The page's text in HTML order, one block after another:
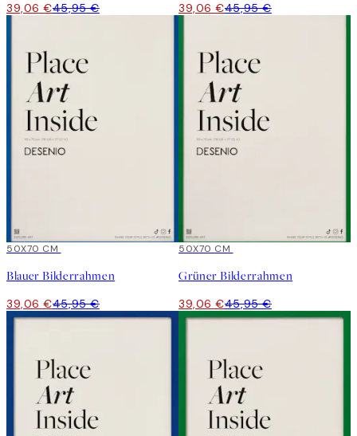
39,06 €45,95 € 39,06 €45,95 €
15%*
50X70 CM
Blauer Bilderrahmen
39,06 €45,95 €
15%*
50X70 CM
Grüner Bilderrahmen
39,06 €45,95 €